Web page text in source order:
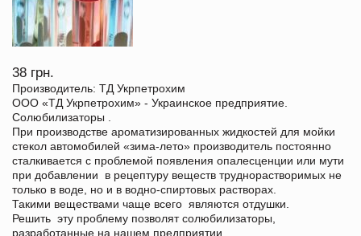
38 грн.
Производитель: ТД Укрпетрохим
ООО «ТД Укрпетрохим» - Украинское предприятие.
Солюбилизаторы .
При производстве ароматизированных жидкостей для мойки
стекол автомобилей «зима-лето» производитель постоянно
сталкивается с проблемой появления опалесценции или мути
при добавлении в рецептуру веществ труднорастворимых не
только в воде, но и в водно-спиртовых растворах.
Такими веществами чаще всего являются отдушки.
Решить эту проблему позволят солюбилизаторы,
разработанные на нашем предприятии.